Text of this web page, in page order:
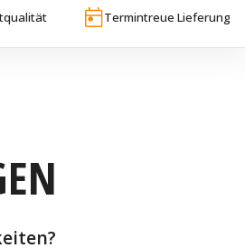
Termintreue Lieferung